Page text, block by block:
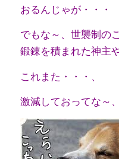
おるんじゃが・・・
でもな～、世襲制の
鍛錬を積まれた神主
これまた・・・、
激減しておってな～、